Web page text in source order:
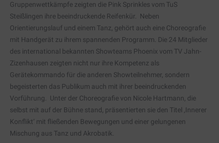
Gruppenwettkämpfe zeigten die Pink Sprinkles vom TuS
Steißlingen ihre beeindruckende Reifenkür. Neben
Orientierungslauf und einem Tanz, gehört auch eine Choreografie
mit Handgerät zu ihrem spannenden Programm. Die 24 Mitglieder
des international bekannten Showteams Phoenix vom TV Jahn-
Zizenhausen zeigten nicht nur ihre Kompetenz als
Gerätekommando für die anderen Showteilnehmer, sondern
begeisterten das Publikum auch mit ihrer beeindruckenden
Vorführung. Unter der Choreografie von Nicole Hartmann, die
selbst mit auf der Bühne stand, präsentierten sie den Titel ‚Innerer
Konflikt‘ mit fließenden Bewegungen und einer gelungenen
Mischung aus Tanz und Akrobatik.